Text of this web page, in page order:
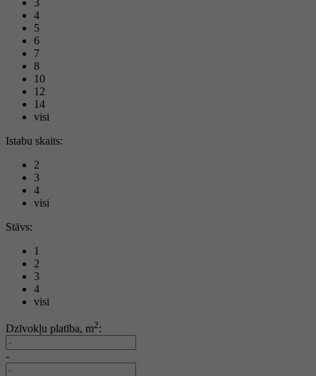
4
5
6
7
8
10
12
14
visi
Istabu skaits:
2
3
4
visi
Stāvs:
1
2
3
4
visi
Dzīvokļu platība, m2:
-